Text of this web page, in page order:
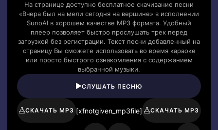
На странице доступно бесплатное скачивание песни
«Вчера был на мели сегодня на вершине» в исполнении
SunoAI в хорошем качестве MP3 формата. Удобный
плеер позволяет быстро прослушать трек перед
загрузкой без регистрации. Текст песни добавленный на
страницу Вы сможете использовать во время караоке
или просто быстрого ознакомления с содержанием
выбранной музыки.
СЛУШАТЬ ПЕСНЮ
СКАЧАТЬ MP3 [xfnotgiven_mp3file] СКАЧАТЬ MP3